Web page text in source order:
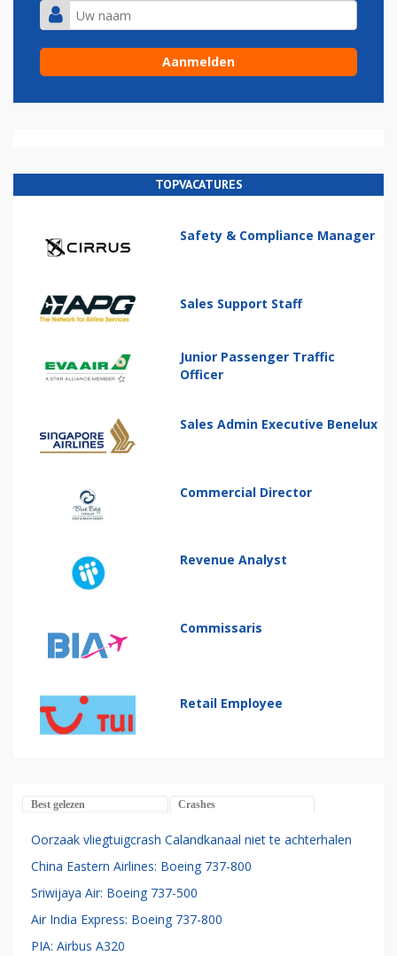
TOPVACATURES
Safety & Compliance Manager
Sales Support Staff
Junior Passenger Traffic
Officer
Sales Admin Executive Benelux
Commercial Director
Revenue Analyst
Commissaris
Retail Employee
Best gelezen Crashes
Oorzaak vliegtuigcrash Calandkanaal niet te achterhalen
China Eastern Airlines: Boeing 737-800
Sriwijaya Air: Boeing 737-500
Air India Express: Boeing 737-800
PIA: Airbus A320